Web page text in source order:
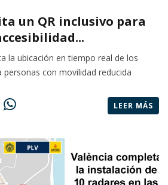
un QR inclusivo para
la ubicación en tiempo real de los
con movilidad reducida
LEER MÁS